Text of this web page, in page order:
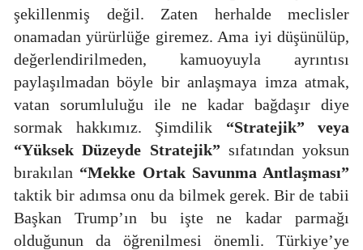
şekillenmiş değil. Zaten herhalde meclisler
onamadan yürürlüğe giremez. Ama iyi düşünülüp,
değerlendirilmeden, kamuoyuyla ayrıntısı
paylaşılmadan böyle bir anlaşmaya imza atmak,
vatan sorumluluğu ile ne kadar bağdaşır diye
sormak hakkımız. Şimdilik “Stratejik” veya
“Yüksek Düzeyde Stratejik” sıfatından yoksun
bırakılan “Mekke Ortak Savunma Antlaşması”
taktik bir adımsa onu da bilmek gerek. Bir de tabii
Başkan Trump’ın bu işte ne kadar parmağı
olduğunun da öğrenilmesi önemli. Türkiye’ye